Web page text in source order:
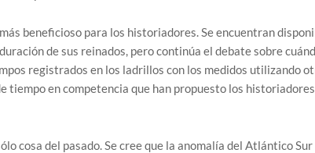
beneficioso para los historiadores. Se encuentran
de sus reinados, pero continúa el debate sobre
registrados en los ladrillos con los medidos utilizando
tiempo en competencia que han propuesto los
cosa del pasado. Se cree que la anomalía del Atlántico